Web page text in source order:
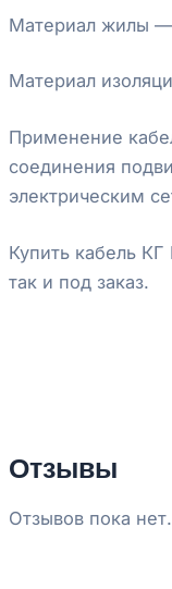
Материал жилы
Материал
Применение
соединения
электрическим
Купить кабель
так и под заказ.
Отзывы
Отзывов пока нет.